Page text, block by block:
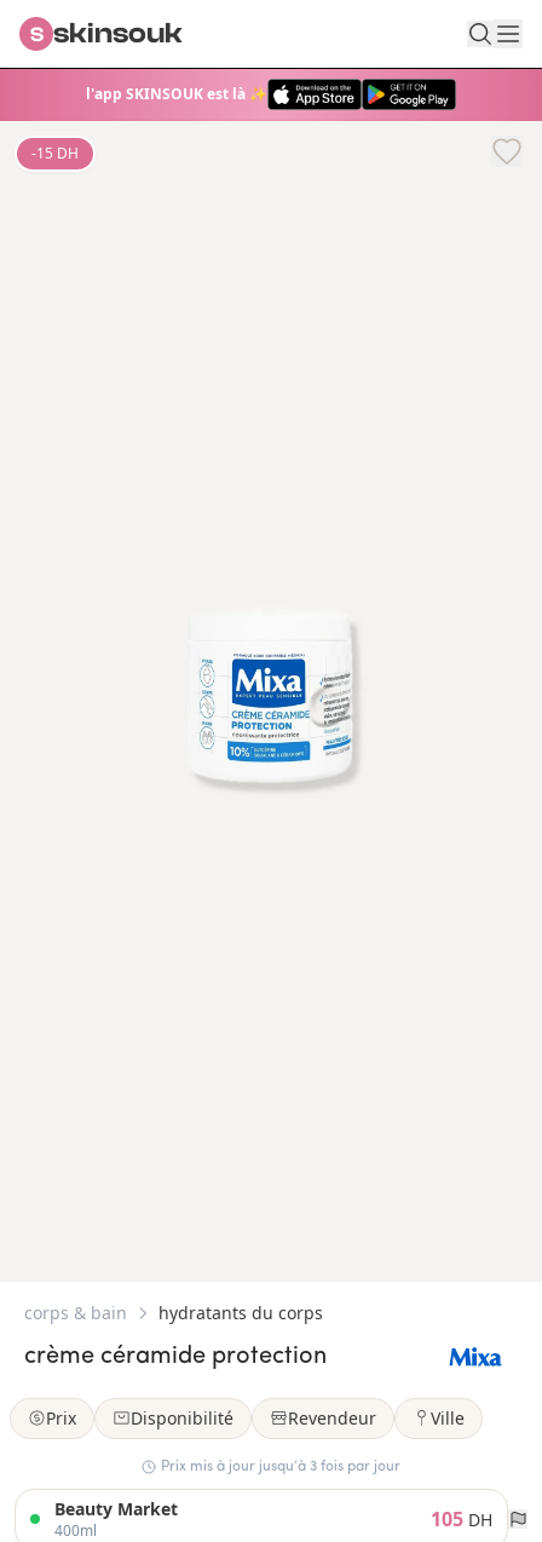
l'app SKINSOUK est là ✨
S skinsouk
-15 DH
corps & bain hydratants du corps
crème céramide protection
Prix Disponibilité Revendeur Ville
Prix mis à jour jusqu’à 3 fois par jour
Beauty Market
400ml 105 DH